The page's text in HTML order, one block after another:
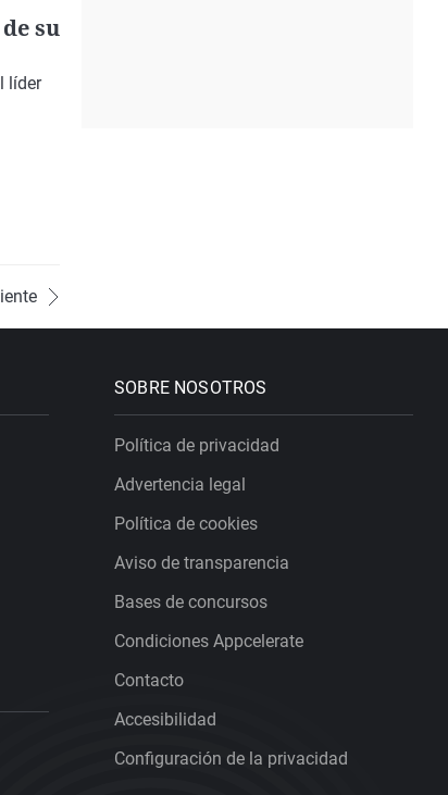
su
líder
SOBRE NOSOTROS
Política de privacidad
Advertencia legal
Política de cookies
Aviso de transparencia
Bases de concursos
Condiciones Appcelerate
Contacto
Accesibilidad
Configuración de la privacidad